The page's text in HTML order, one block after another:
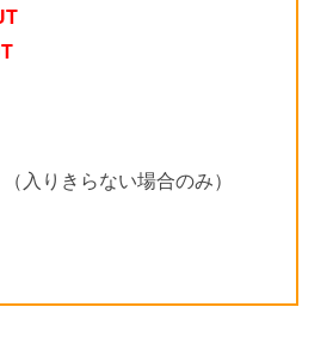
りきらない場合のみ）